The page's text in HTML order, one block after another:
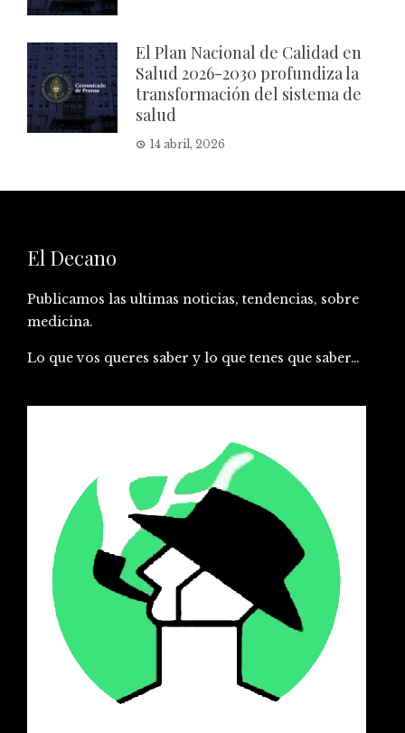
El Plan Nacional de Calidad en
Salud 2026-2030 profundiza la
transformación del sistema de
salud
14 abril, 2026
El Decano
Publicamos las ultimas noticias, tendencias, sobre
medicina.
Lo que vos queres saber y lo que tenes que saber…